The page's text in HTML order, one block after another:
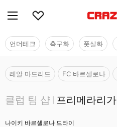
언더테크 축구화 풋살화
레알 마드리드 FC 바르셀로나
클럽 팀 샵 프리메라리가
나이키 바르셀로나 드라이